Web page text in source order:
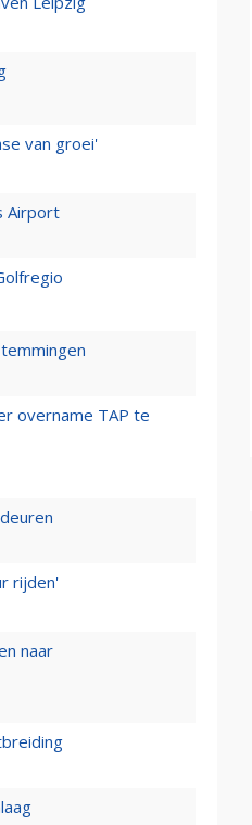
van groei'
Airport
overname TAP te
rijden'
naar